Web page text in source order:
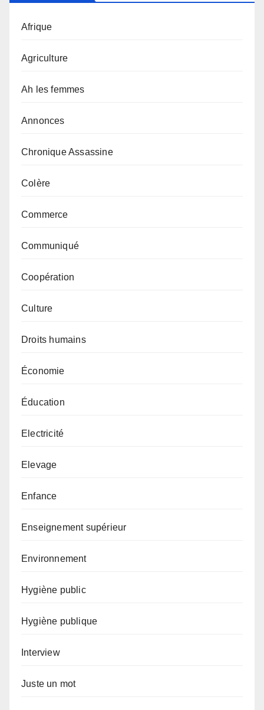
Afrique
Agriculture
Ah les femmes
Annonces
Chronique Assassine
Colère
Commerce
Communiqué
Coopération
Culture
Droits humains
Économie
Éducation
Electricité
Elevage
Enfance
Enseignement supérieur
Environnement
Hygiène public
Hygiène publique
Interview
Juste un mot